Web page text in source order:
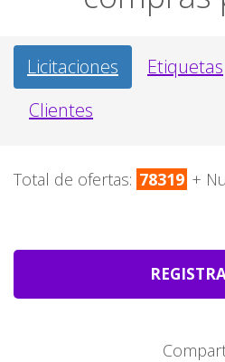
Licitaciones Etiquetas
Clientes
Total de ofertas: 78319 +